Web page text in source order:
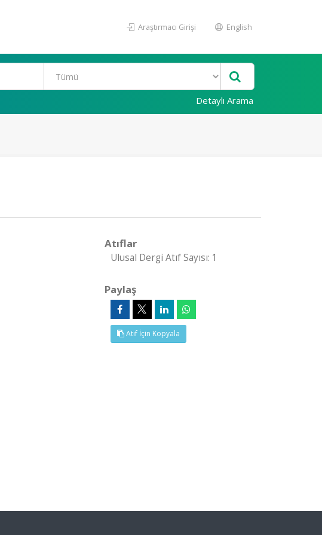
Araştırmacı Girişi English
Detaylı Arama
Atıflar
Ulusal Dergi Atıf Sayısı: 1
Paylaş
Atıf İçin Kopyala